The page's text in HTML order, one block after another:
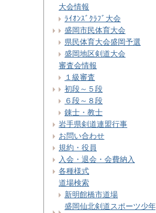
大会情報
ﾗｲｵﾝｽﾞｸﾗﾌﾞ大会
盛岡市民体育大会
県民体育大会盛岡予選
盛岡地区剣道大会
審査会情報
１級審査
初段～５段
６段～８段
錬士・教士
岩手県剣道連盟行事
お問い合わせ
規約・役員
入会・退会・会費納入
各種様式
道場検索
新明館橋市道場
盛岡仙北剣道スポーツ少年